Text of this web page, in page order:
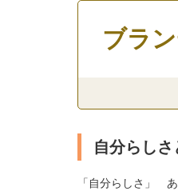
ブラ
自分らしさ
「自分らしさ」